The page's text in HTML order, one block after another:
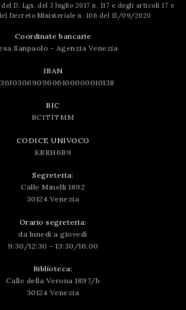
D. Lgs. del 3 luglio 2017 n. 117 e degli articoli 17 e
Decreto Ministeriale n. 106 del 15/09/2020
Coordinate bancarie
Sanpaolo - Agenzia Venezia
IBAN
BIC
BCITITMM
CODICE UNIVOCO
KRRH6B9
Segreteria:
Calle Minelli 1892
30124 Venezia
Orario segreteria:
da lunedì a giovedì
9:30/12:30 - 13:30/16:00
Biblioteca:
Calle della Verona 1897/b
30124 Venezia